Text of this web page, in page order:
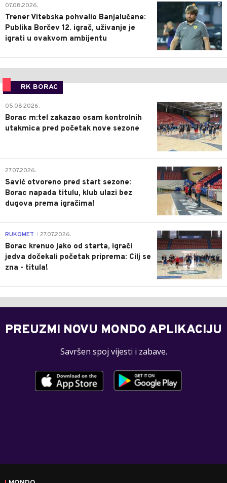
0
07.08.2026.
Trener Vitebska pohvalio Banjalučane:
Publika Borčev 12. igrač, uživanje je
igrati u ovakvom ambijentu
RK BORAC
0
05.08.2026.
Borac m:tel zakazao osam kontrolnih
utakmica pred početak nove sezone
0
27.07.2026.
Savić otvoreno pred start sezone:
Borac napada titulu, klub ulazi bez
dugova prema igračima!
0
RUKOMET 27.07.2026.
Borac krenuo jako od starta, igrači
jedva dočekali početak priprema: Cilj se
zna - titula!
PREUZMI NOVU MONDO APLIKACIJU
Savršen spoj vijesti i zabave.